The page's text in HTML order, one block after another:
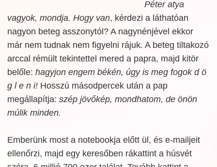
Péter atya
vagyok, mondja. Hogy van, kérdezi a láthatóan
nagyon beteg asszonytól? A nagynénjével ekkor
már nem tudnak nem figyelni rájuk. A beteg tiltakozó
arccal rémült tekintettel mered a papra, majd kitör
belőle: hagyjon engem békén, úgy is meg fogok d ö
g l e n i! Hosszú másodpercek után a pap
megállapítja: szép jövőkép, mondhatom, de önön
múlik minden.
Emberünk most a notebookja előtt ül, és e-mailjeit
ellenőrzi, majd egy keresőben rákattint a húsvét